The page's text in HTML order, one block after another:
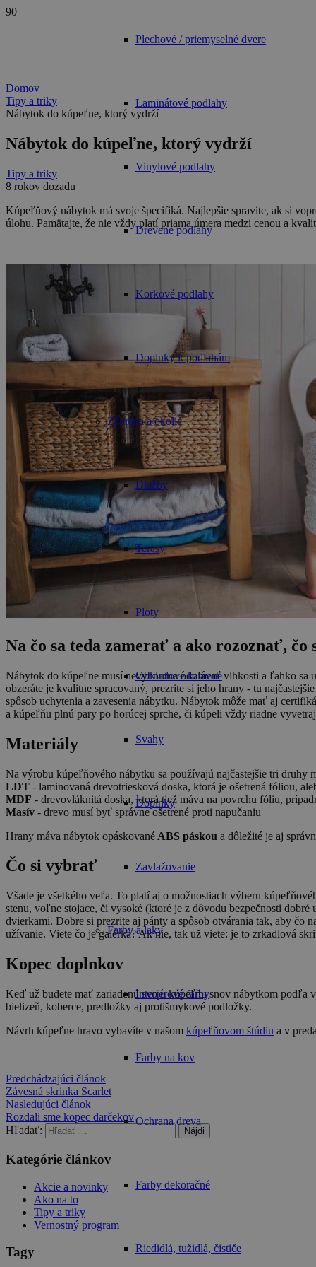
Plechové / priemyselné dvere
Laminátové podlahy
Vinylové podlahy
Drevené podlahy
Korkové podlahy
Doplnky k podlahám
Záhrada a okolie
Dlažby
Terasy
Ploty
Obkladové kamene
Svahy
Doplnky
Zavlažovanie
Farby a laky
Interiérové farby
Farby na kov
Ochrana dreva
Farby dekoračné
Riedidlá, tužidlá, čističe
Domov
Tipy a triky
Nábytok do kúpeľne, ktorý vydrží
Nábytok do kúpeľne, ktorý vydrží
Tipy a triky
8 rokov dozadu
Kúpeľňový nábytok má svoje špecifiká. Najlepšie spravíte, ak si
úlohu. Pamätajte, že nie vždy platí priama úmera medzi cenou a
Na čo sa teda zamerať a ako rozoznať, čo
Nábytok do kúpeľne musí nevyhnutne odolávať vlhkosti a ľahko sa
obzeráte je kvalitne spracovaný, prezrite si jeho hrany - tu
spôsob uchytenia a zavesenia nábytku. Nábytok môže mať aj
a kúpeľňu plnú pary po horúcej sprche, či kúpeli vždy riadne
Materiály
Na výrobu kúpeľňového nábytku sa používajú najčastejšie tri druhy
LDT - laminovaná drevotriesková doska, ktorá je ošetrená fóliou,
MDF - drevovláknitá doska, ktorá tiež máva na povrchu fóliu,
Masív - drevo musí byť správne ošetrené proti napučaniu
Hrany máva nábytok opáskované ABS páskou a dôležité je aj
Čo si vybrať
Všade je všetkého veľa. To platí aj o možnostiach výberu
stenu, voľne stojace, či vysoké (ktoré je z dôvodu bezpečnosti
dvierkami. Dobre si prezrite aj pánty a spôsob otvárania tak, aby čo
užívanie. Viete čo je galérka? Ak nie, tak už viete: je to zrkadlová
Kopec doplnkov
Keď už budete mať zariadenú svoju kúpeľňu snov nábytkom podľa
bielizeň, koberce, predložky aj protišmykové podložky.
Návrh kúpeľne hravo vybavíte v našom kúpeľňovom štúdiu a v
Predchádzajúci článok
Závesná skrinka Scarlet
Nasledujúci článok
Rozdali sme kopec darčekov
Hľadať:
Kategórie článkov
Akcie a novinky
Ako na to
Tipy a triky
Vernostný program
Tagy